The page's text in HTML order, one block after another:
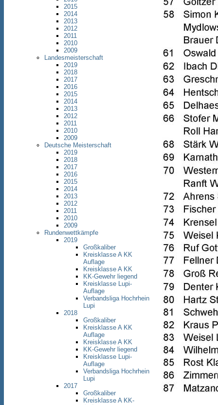
2015
2014
2013
2012
2011
2010
2009
Landesmeisterschaft
2019
2018
2017
2016
2015
2014
2013
2012
2011
2010
2009
Deutsche Meisterschaft
2019
2018
2017
2016
2015
2014
2013
2012
2011
2010
2009
Rundenwettkämpfe
2019
Großkaliber
Kreisklasse A KK
Auflage
Kreisklasse A KK
KK-Gewehr liegend
Kreisklasse Lupi-
Auflage
Verbandsliga Hochrhein
Lupi
2018
Großkaliber
Kreisklasse A KK
Auflage
Kreisklasse A KK
KK-Gewehr liegend
Kreisklasse Lupi-
Auflage
Verbandsliga Hochrhein
Lupi
2017
Großkaliber
Kreisklasse A KK-